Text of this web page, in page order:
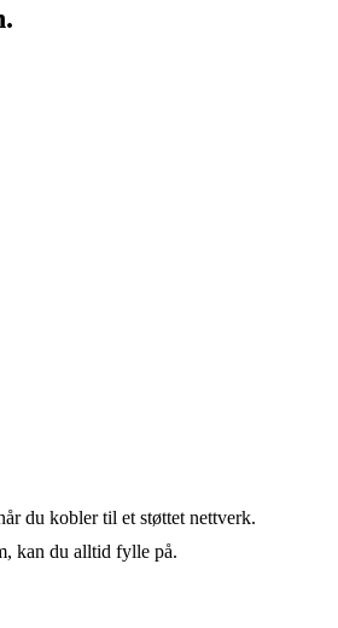
du kobler til et støttet nettverk.
kan du alltid fylle på.